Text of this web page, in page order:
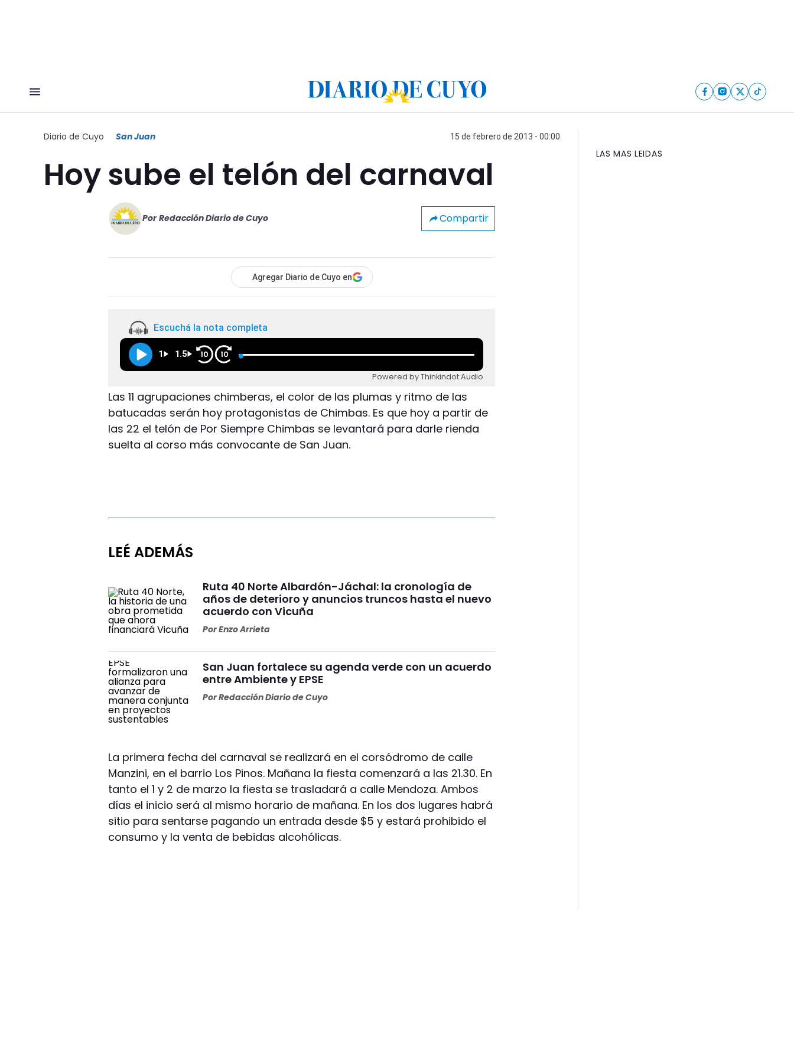
Diario de Cuyo San Juan 15 de febrero de 2013 - 00:00
Hoy sube el telón del carnaval
Por Redacción Diario de Cuyo Compartir
Agregar Diario de Cuyo en
Escuchá la nota completa
1 1.5 10 10
Powered by Thinkindot Audio
Las 11 agrupaciones chimberas, el color de las plumas y ritmo de las
batucadas serán hoy protagonistas de Chimbas. Es que hoy a partir de
las 22 el telón de Por Siempre Chimbas se levantará para darle rienda
suelta al corso más convocante de San Juan.
LEÉ ADEMÁS
Ruta 40 Norte Albardón-Jáchal: la cronología de
años de deterioro y anuncios truncos hasta el nuevo
acuerdo con Vicuña
PorEnzo Arrieta
San Juan fortalece su agenda verde con un acuerdo
entre Ambiente y EPSE
PorRedacción Diario de Cuyo
La primera fecha del carnaval se realizará en el corsódromo de calle
Manzini, en el barrio Los Pinos. Mañana la fiesta comenzará a las 21.30. En
tanto el 1 y 2 de marzo la fiesta se trasladará a calle Mendoza. Ambos
días el inicio será al mismo horario de mañana. En los dos lugares habrá
sitio para sentarse pagando un entrada desde $5 y estará prohibido el
consumo y la venta de bebidas alcohólicas.
LAS MAS LEIDAS